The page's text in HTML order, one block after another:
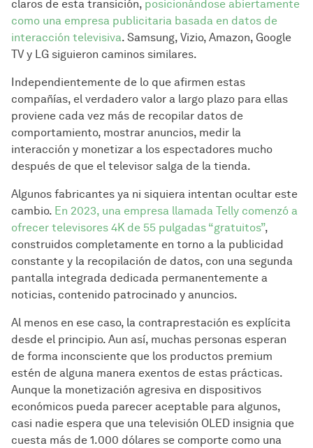
claros de esta transición, posicionándose abiertamente
como una empresa publicitaria basada en datos de
interacción televisiva. Samsung, Vizio, Amazon, Google
TV y LG siguieron caminos similares.
Independientemente de lo que afirmen estas
compañías, el verdadero valor a largo plazo para ellas
proviene cada vez más de recopilar datos de
comportamiento, mostrar anuncios, medir la
interacción y monetizar a los espectadores mucho
después de que el televisor salga de la tienda.
Algunos fabricantes ya ni siquiera intentan ocultar este
cambio. En 2023, una empresa llamada Telly comenzó a
ofrecer televisores 4K de 55 pulgadas “gratuitos”,
construidos completamente en torno a la publicidad
constante y la recopilación de datos, con una segunda
pantalla integrada dedicada permanentemente a
noticias, contenido patrocinado y anuncios.
Al menos en ese caso, la contraprestación es explícita
desde el principio. Aun así, muchas personas esperan
de forma inconsciente que los productos premium
estén de alguna manera exentos de estas prácticas.
Aunque la monetización agresiva en dispositivos
económicos pueda parecer aceptable para algunos,
casi nadie espera que una televisión OLED insignia que
cuesta más de 1.000 dólares se comporte como una